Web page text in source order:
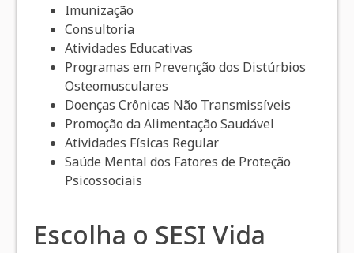
Imunização
Consultoria
Atividades Educativas
Programas em Prevenção dos Distúrbios
Osteomusculares
Doenças Crônicas Não Transmissíveis
Promoção da Alimentação Saudável
Atividades Físicas Regular
Saúde Mental dos Fatores de Proteção
Psicossociais
Escolha o SESI Vida